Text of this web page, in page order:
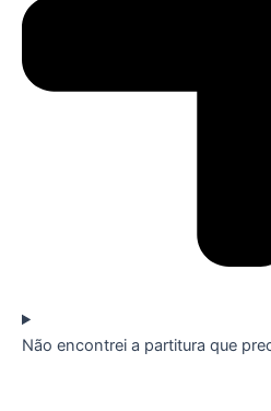
Não encontrei a partitura que